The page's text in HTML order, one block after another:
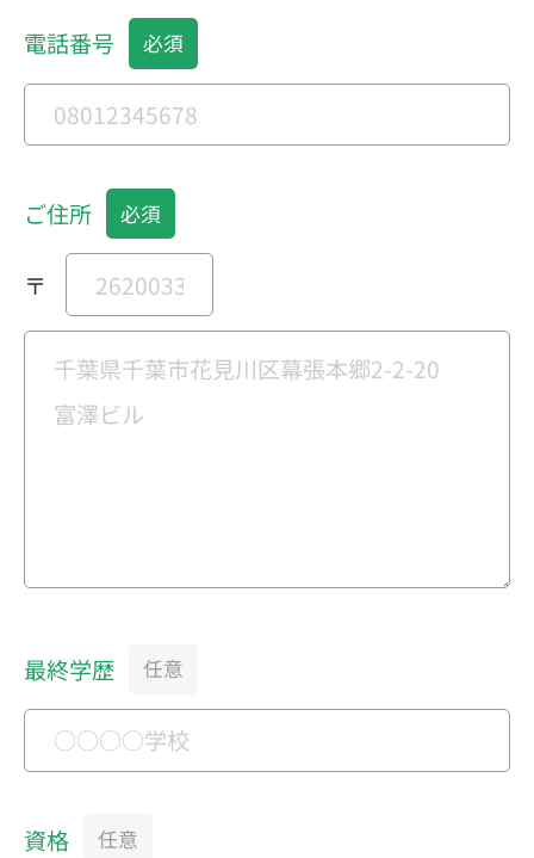
電話番号
ご住所
〒
最終学歴
資格